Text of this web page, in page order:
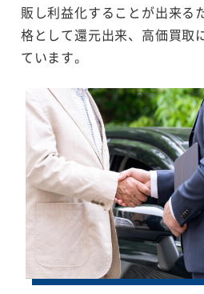
販し利益化することが出来る
格として還元出来、高価買取
ています。